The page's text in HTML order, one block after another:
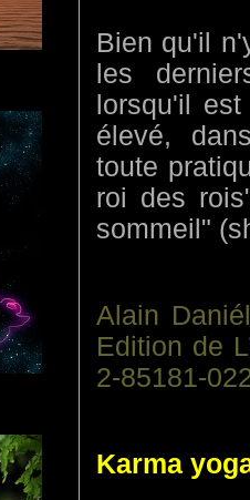
Bien qu'il
les
lorsqu'il
élevé,
toute
roi des
sommeil"
Alain
Edition de
2-85181-
Karma